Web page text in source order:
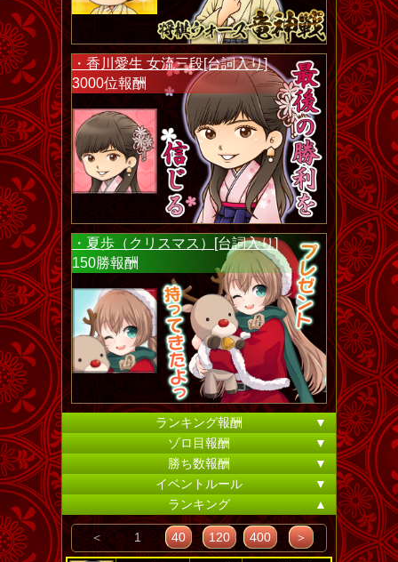
・香川愛生 女流三段[台詞入り]
3000位報酬
・夏歩（クリスマス）[台詞入り]
150勝報酬
ランキング報酬
▼
ゾロ目報酬
▼
勝ち数報酬
▼
イベントルール
▼
ランキング
▲
＜ 1 40 120 400 ＞